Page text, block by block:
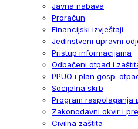
Javna nabava
Proračun
Financijski izvještaji
Jedinstveni upravni
Pristup informacijama
Odbačeni otpad i
PPUO i plan gosp.
Socijalna skrb
Program raspolaganja
Zakonodavni okvir i
Civilna zaštita